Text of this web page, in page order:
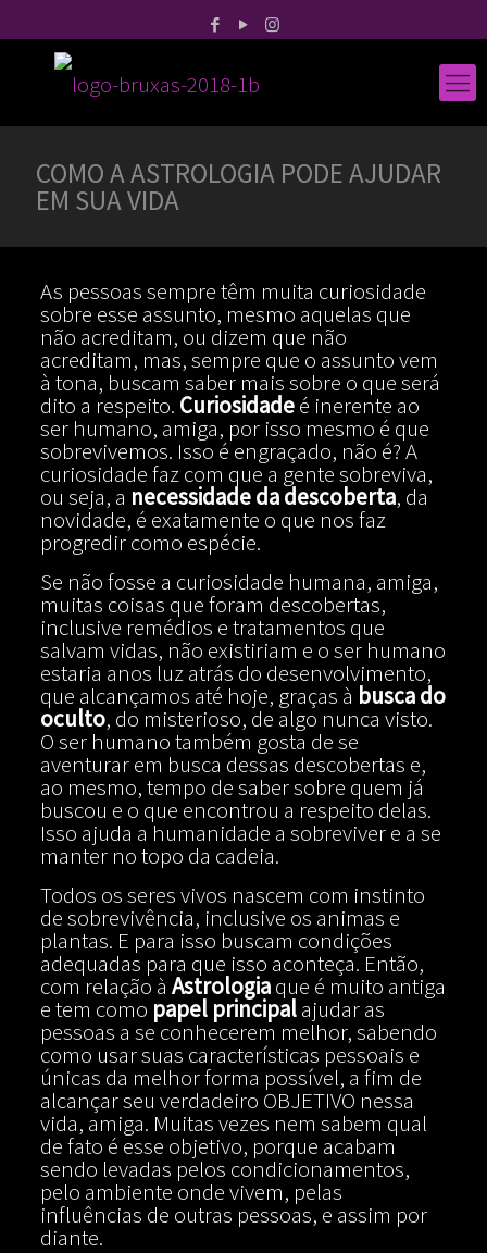
COMO A ASTROLOGIA PODE AJUDAR
EM SUA VIDA
As pessoas sempre têm muita curiosidade
sobre esse assunto, mesmo aquelas que
não acreditam, ou dizem que não
acreditam, mas, sempre que o assunto vem
à tona, buscam saber mais sobre o que será
dito a respeito. Curiosidadeé inerente ao
ser humano, amiga, por isso mesmo é que
sobrevivemos. Isso é engraçado, não é? A
curiosidade faz com que a gente sobreviva,
ou seja, a necessidade da descoberta, da
novidade, é exatamente o que nos faz
progredir como espécie.
Se não fosse a curiosidade humana, amiga,
muitas coisas que foram descobertas,
inclusive remédios e tratamentos que
salvam vidas, não existiriam e o ser humano
estaria anos luz atrás do desenvolvimento,
que alcançamos até hoje, graças à busca do
oculto, do misterioso, de algo nunca visto.
O ser humano também gosta de se
aventurar em busca dessas descobertas e,
ao mesmo, tempo de saber sobre quem já
buscou e o que encontrou a respeito delas.
Isso ajuda a humanidade a sobreviver e a se
manter no topo da cadeia.
Todos os seres vivos nascem com instinto
de sobrevivência, inclusive os animas e
plantas. E para isso buscam condições
adequadas para que isso aconteça. Então,
com relação à Astrologiaque é muito antiga
e tem como papel principalajudar as
pessoas a se conhecerem melhor, sabendo
como usar suas características pessoais e
únicas da melhor forma possível, a fim de
alcançar seu verdadeiro OBJETIVO nessa
vida, amiga. Muitas vezes nem sabem qual
de fato é esse objetivo, porque acabam
sendo levadas pelos condicionamentos,
pelo ambiente onde vivem, pelas
influências de outras pessoas, e assim por
diante.